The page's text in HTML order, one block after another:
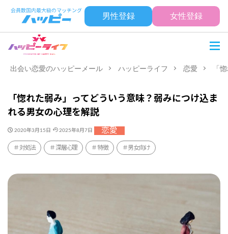
男性登録 女性登録
出会い恋愛のハッピーメール ハッピーライフ 恋愛 「
「惚れた弱み」ってどういう意味？弱みにつけ込ま
れる男女の心理を解説
2020年3月15日 2025年8月7日 恋愛
対処法 深層心理 特徴 男女向け